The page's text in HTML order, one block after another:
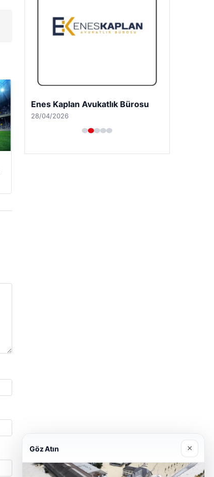
Trend Yapı Akustik
18/04/2026
Göz Atın ×